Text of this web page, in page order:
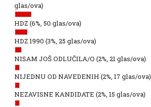
glas/ova)
HDZ (6%, 50 glas/ova)
HDZ 1990 (3%, 25 glas/ova)
NISAM JOŠ ODLUČILA/O (2%, 21 glas/ova)
NIJEDNU OD NAVEDENIH (2%, 17 glas/ova)
NEZAVISNE KANDIDATE (2%, 15 glas/ova)